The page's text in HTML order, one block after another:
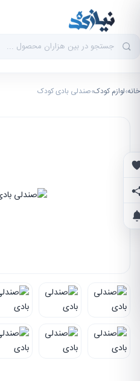
خانه›لوازم کودک›صندلی بادی کودک
علاقه‌مندی‌ها
اشتراک‌گذاری
اطلاع از تخفیف